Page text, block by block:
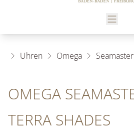
Uhren Omega Seamaster
OMEGA
TERRA SHADES